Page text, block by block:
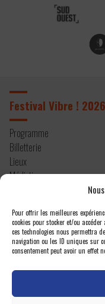
Pour offrir les meilleures
cookies pour stocker et/ou
ces technologies nous permettra
navigation ou les ID uniques sur
consentement peut avoir un effet
Festival Vibre ! 2026
Programme
Billetterie
Lieux
Médiation
À propos
Editos
Actualités
Un festival atelier